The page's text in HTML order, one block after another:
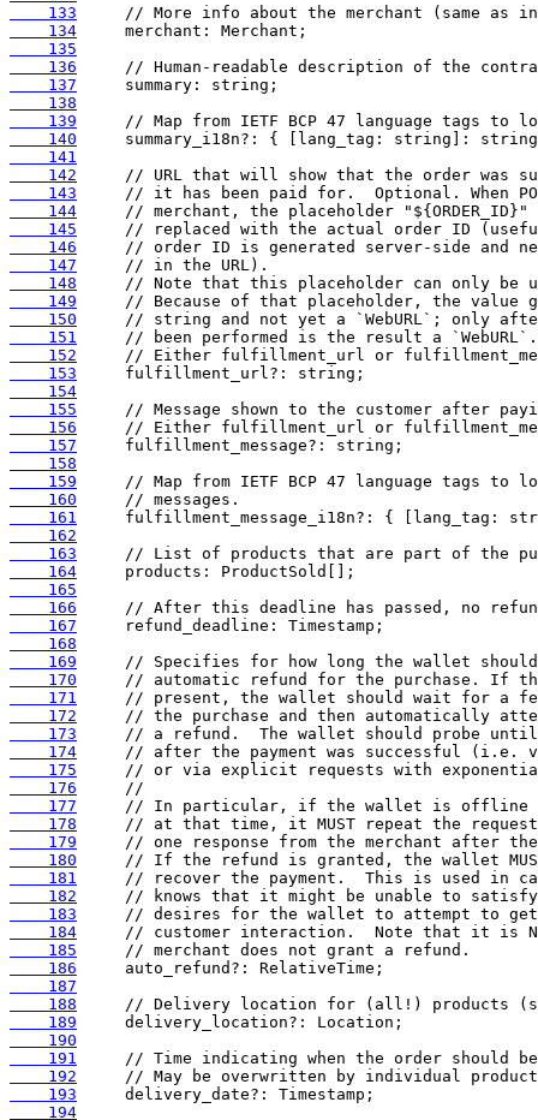
    133
    134
    135
    136
    137
    138
    139
    140
    141
    142
    143
    144
    145
    146
    147
    148
    149
    150
    151
    152
    153
    154
    155
    156
    157
    158
    159
    160
    161
    162
    163
    164
    165
    166
    167
    168
    169
    170
    171
    172
    173
    174
    175
    176
    177
    178
    179
    180
    181
    182
    183
    184
    185
    186
    187
    188
    189
    190
    191
    192
    193
    194